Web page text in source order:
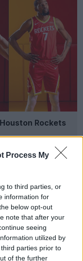
Process My
to third parties, or
information for
below opt-out
note that after your
seeing
utilized by
parties prior to
of the further
Rockets